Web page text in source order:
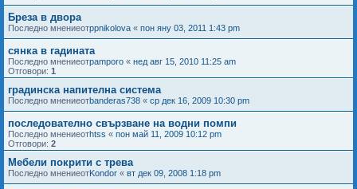
Бреза в двора
Последно мнениеотppnikolova « пон яну 03, 2011 1:43 pm
сянка в гадината
Последно мнениеотpamporo « нед авг 15, 2010 11:25 am
Отговори: 1
градинска напителна система
Последно мнениеотbanderas738 « ср дек 16, 2009 10:30 pm
последователно свързване на водни помпи
Последно мнениеотhtss « пон май 11, 2009 10:12 pm
Отговори: 2
Мебели покрити с трева
Последно мнениеотKondor « вт дек 09, 2008 1:18 pm